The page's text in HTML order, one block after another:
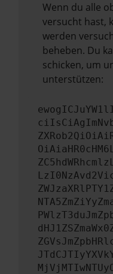
Wenn du alle
versucht hast,
werden
beheben. Du
schicken, um
unterstützen: